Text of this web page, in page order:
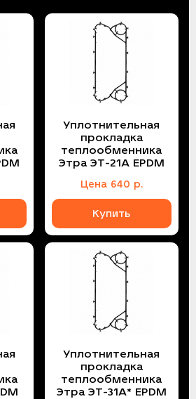
Уплотнительная
прокладка
теплообменника
Этра ЭТ-21A EPDM
Цена 640 р.
Купить
Уплотнительная
прокладка
теплообменника
Этра ЭТ-31A* EPDM